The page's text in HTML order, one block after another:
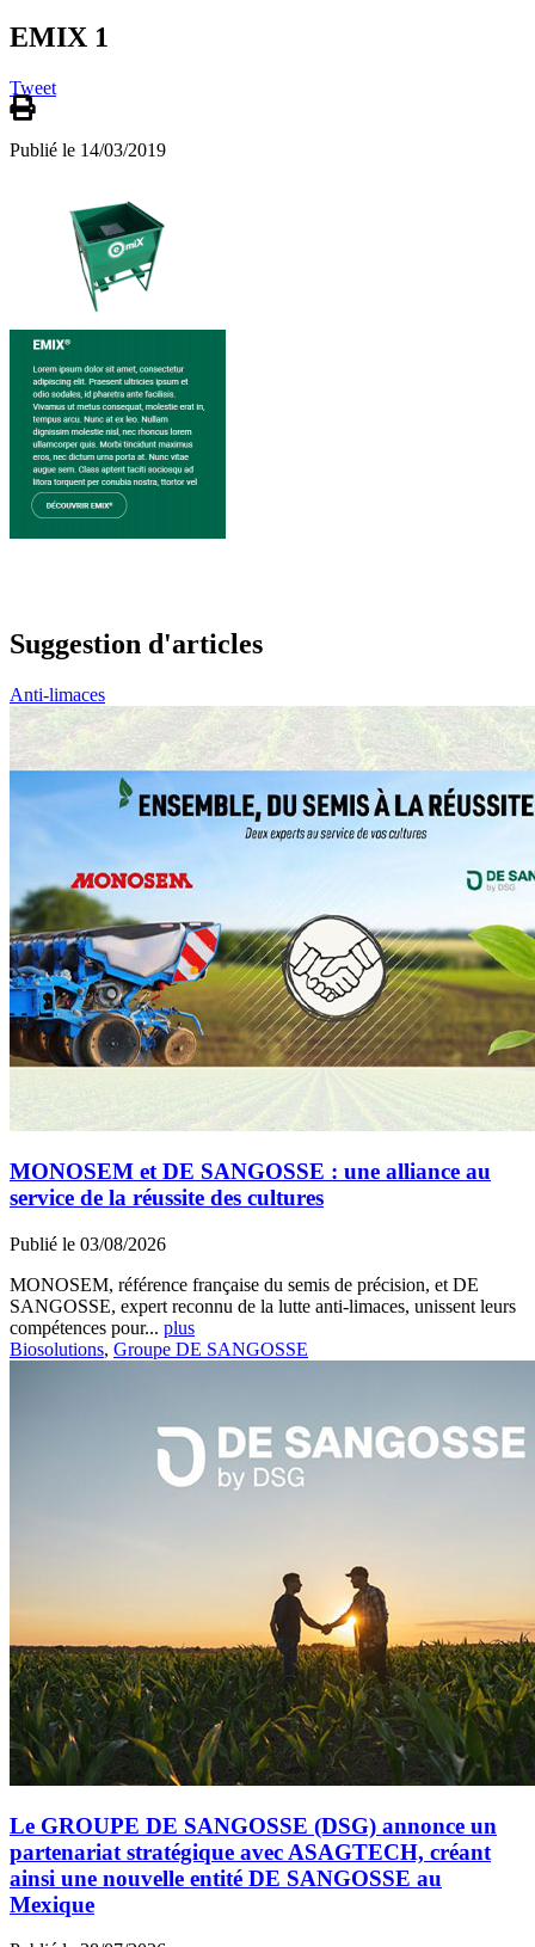
EMIX 1
Tweet
Publié le 14/03/2019
Suggestion d'articles
Anti-limaces
MONOSEM et DE SANGOSSE : une alliance au
service de la réussite des cultures
Publié le 03/08/2026
MONOSEM, référence française du semis de précision, et DE
SANGOSSE, expert reconnu de la lutte anti-limaces, unissent leurs
compétences pour... plus
Biosolutions, Groupe DE SANGOSSE
Le GROUPE DE SANGOSSE (DSG) annonce un
partenariat stratégique avec ASAGTECH, créant
ainsi une nouvelle entité DE SANGOSSE au
Mexique